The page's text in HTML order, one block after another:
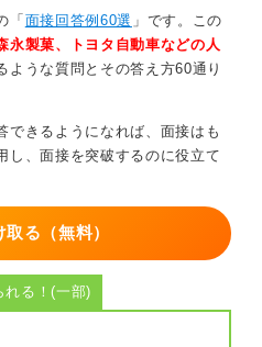
に目を向け、自分の言葉で
伝わる回答を意識してくだ
「 面接回答例60選 」です。この
永製菓、トヨタ自動車などの人
ような質問とその答え方60通り
できるようになれば、面接はも
し、面接を突破するのに役立て
る（無料）
れる！(一部)